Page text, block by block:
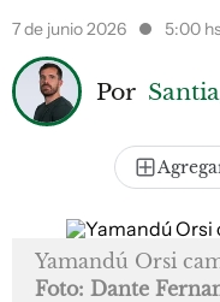
7 de junio 2026 5:00 hs
Por
Yamandú Orsi
Foto: Dante